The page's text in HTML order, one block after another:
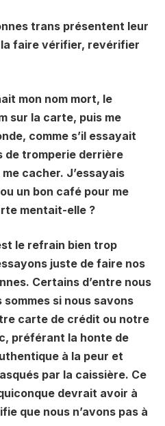
trans présentent leur
faire vérifier, revérifier
mon nom mort, le
sur la carte, puis me
comme s’il essayait
de tromperie derrière
cacher. J’essayais
un bon café pour me
mentait-elle ?
le refrain bien trop
juste de faire nos
Certains d’entre nous
si nous savons
carte de crédit ou notre
préférant la honte de
à la peur et
par la caissière. Ce
devrait avoir à
que nous n’avons pas à